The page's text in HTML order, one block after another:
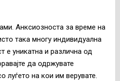
Анксиозноста за време на
така многу индивидуална
е уникатна и различна од
да одржувате
луѓето на кои им верувате.